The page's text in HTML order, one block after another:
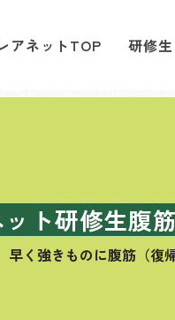
アネットTOP 研修
ト研修生腹
早く強きものに腹筋（復